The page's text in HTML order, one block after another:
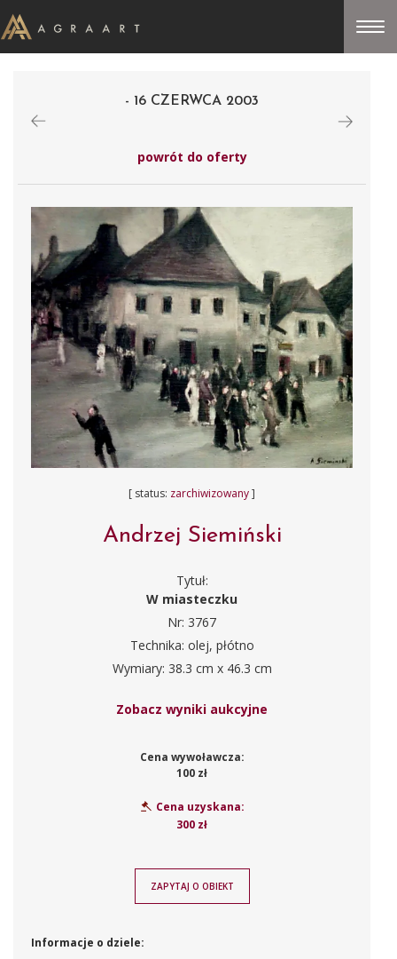
- 16 CZERWCA 2003
powrót do oferty
[ status: zarchiwizowany]
Andrzej Siemiński
Tytuł:
W miasteczku
Nr: 3767
Technika: olej, płótno
Wymiary: 38.3 cm x 46.3 cm
Zobacz wyniki aukcyjne
Cena wywoławcza:
100 zł
Cena uzyskana:
300 zł
ZAPYTAJ O OBIEKT
Informacje o dziele: